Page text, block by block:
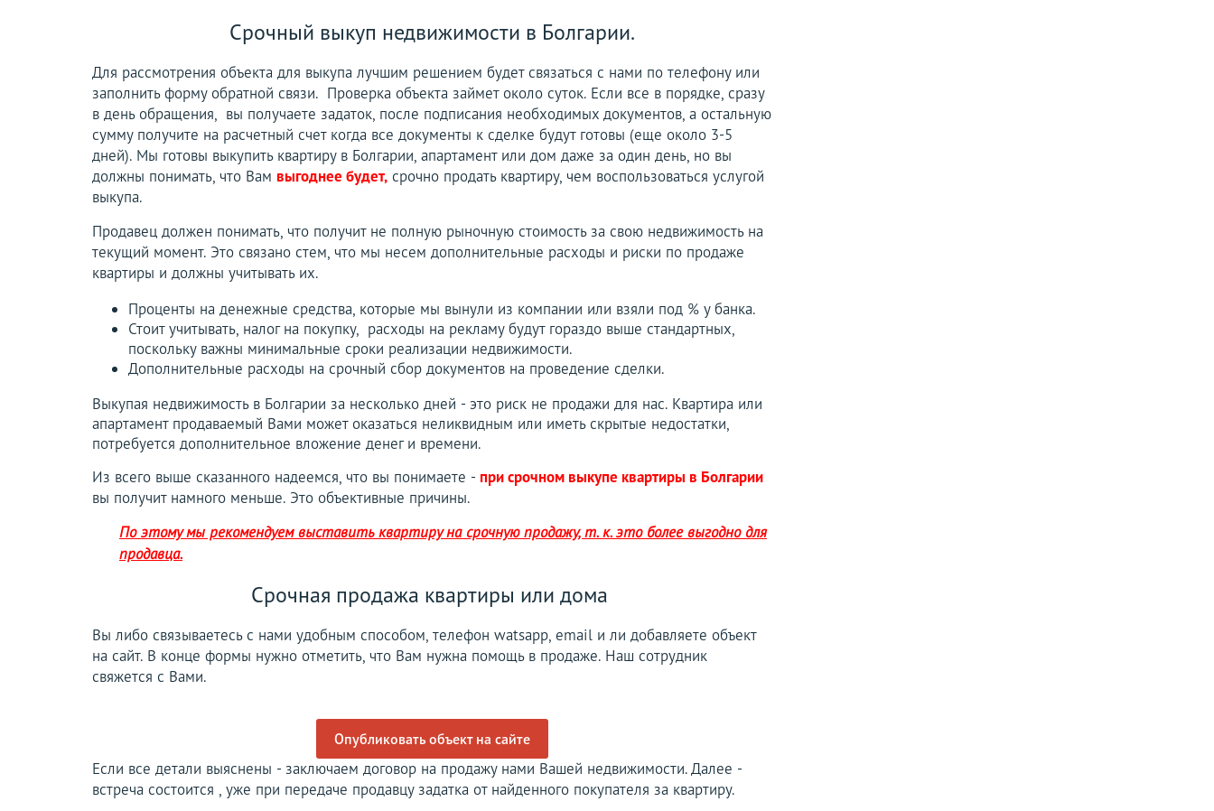
Срочный выкуп недвижимости в Болгарии.
Для рассмотрения объекта для выкупа лучшим решением будет связаться с нами по телефону или
заполнить форму обратной связи. Проверка объекта займет около суток. Если все в порядке, сразу
в день обращения, вы получаете задаток, после подписания необходимых документов, а остальную
сумму получите на расчетный счет когда все документы к сделке будут готовы (еще около 3-5
дней). Мы готовы выкупить квартиру в Болгарии, апартамент или дом даже за один день, но вы
должны понимать, что Вам выгоднее будет, срочно продать квартиру, чем воспользоваться услугой
выкупа.
Продавец должен понимать, что получит не полную рыночную стоимость за свою недвижимость на
текущий момент. Это связано стем, что мы несем дополнительные расходы и риски по продаже
квартиры и должны учитывать их.
Проценты на денежные средства, которые мы вынули из компании или взяли под % у банка.
Стоит учитывать, налог на покупку, расходы на рекламу будут гораздо выше стандартных,
поскольку важны минимальные сроки реализации недвижимости.
Дополнительные расходы на срочный сбор документов на проведение сделки.
Выкупая недвижимость в Болгарии за несколько дней - это риск не продажи для нас. Квартира или
апартамент продаваемый Вами может оказаться неликвидным или иметь скрытые недостатки,
потребуется дополнительное вложение денег и времени.
Из всего выше сказанного надеемся, что вы понимаете - при срочном выкупе квартиры в Болгарии
вы получит намного меньше. Это объективные причины.
По этому мы рекомендуем выставить квартиру на срочную продажу, т. к. это более выгодно для
продавца.
Срочная продажа квартиры или дома
Вы либо связываетесь с нами удобным способом, телефон watsapp, email и ли добавляете объект
на сайт. В конце формы нужно отметить, что Вам нужна помощь в продаже. Наш сотрудник
свяжется с Вами.
Опубликовать объект на сайте
Если все детали выяснены - заключаем договор на продажу нами Вашей недвижимости. Далее -
встреча состоится , уже при передаче продавцу задатка от найденного покупателя за квартиру.